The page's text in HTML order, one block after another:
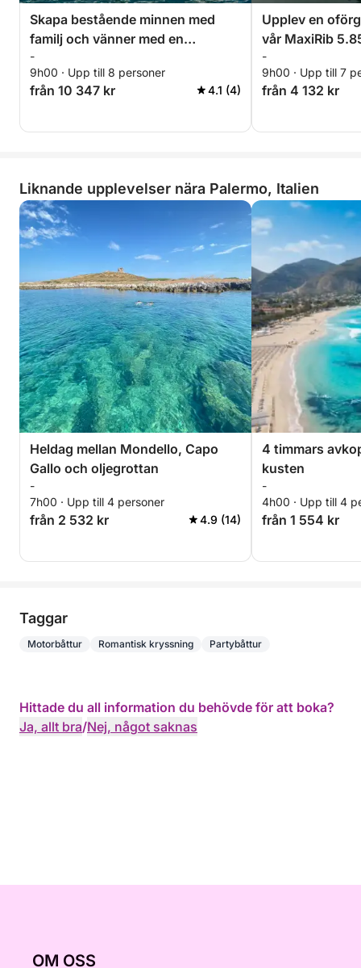
⛽ Bränslekostnader:
Våra gäster spenderar vanligtvis mellan 20 och 50
euro på bensin. För din bekvämlighet finns det en
bensinstation i marinan.
med vår Altamarea Wave 20, utrustad med allt du
Skapa bestående minnen med
familj och vänner med en
oförglömlig dag ombord på vår
Prinz 33 Open!
-
9h00 · Upp till 8 personer
från 10 347 kr 4.1 (4)
Upplev en
vår MaxiRib
utrustad med
en perfekt dag
-
9h00 · Upp till 7
från 4 132 kr
Liknande upplevelser nära Palermo, Italien
Heldag mellan Mondello, Capo
Gallo och oljegrottan
-
7h00 · Upp till 4 personer
från 2 532 kr 4.9 (14)
4 timmars
kusten
-
4h00 · Upp till 4
från 1 554 kr
Taggar
Motorbåttur Romantisk kryssning Partybåttur
Hittade du all information du behövde för att boka?
Ja, allt bra/Nej, något saknas
OM OSS